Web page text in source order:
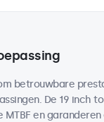
betrouwbare
De 19 inch
en